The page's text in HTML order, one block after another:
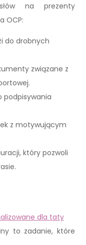
na prezenty
OCP:
do drobnych
związane z
podpisywania
z motywującym
który pozwoli
dla taty
to zadanie, które